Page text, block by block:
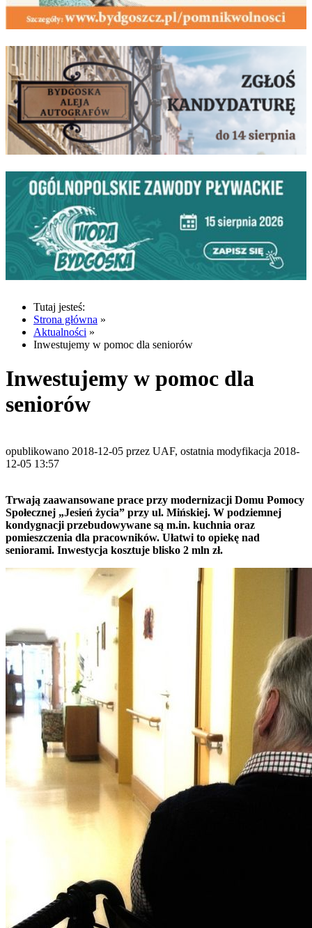
Tutaj jesteś:
Strona główna »
Aktualności »
Inwestujemy w pomoc dla seniorów
Inwestujemy w pomoc dla
seniorów
opublikowano 2018-12-05 przez UAF, ostatnia modyfikacja 2018-
12-05 13:57
Trwają zaawansowane prace przy modernizacji Domu Pomocy
Społecznej „Jesień życia” przy ul. Mińskiej. W podziemnej
kondygnacji przebudowywane są m.in. kuchnia oraz
pomieszczenia dla pracowników. Ułatwi to opiekę nad
seniorami. Inwestycja kosztuje blisko 2 mln zł.